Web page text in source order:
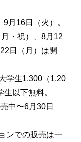
月16日（火）。
・祝）、8月12
日（月）は開
学生1,300（1,20
以下無料。
中〜6月30日
ンでの販売は一